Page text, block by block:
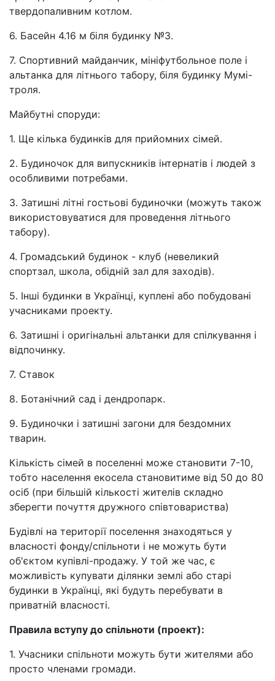
твердопаливним котлом.
6. Басейн 4.16 м біля будинку №3.
7. Спортивний майданчик, мініфутбольное поле і
альтанка для літнього табору, біля будинку Мумі-
троля.
Майбутні споруди:
1. Ще кілька будинків для прийомних сімей.
2. Будиночок для випускників інтернатів і людей з
особливими потребами.
3. Затишні літні гостьові будиночки (можуть також
використовуватися для проведення літнього
табору).
4. Громадський будинок - клуб (невеликий
спортзал, школа, обідній зал для заходів).
5. Інші будинки в Українці, куплені або побудовані
учасниками проекту.
6. Затишні і оригінальні альтанки для спілкування і
відпочинку.
7. Ставок
8. Ботанічний сад і дендропарк.
9. Будиночки і затишні загони для бездомних
тварин.
Кількість сімей в поселенні може становити 7-10,
тобто населення екосела становитиме від 50 до 80
осіб (при більшій кількості жителів складно
зберегти почуття дружного співтовариства)
Будівлі на території поселення знаходяться у
власності фонду/спільноти і не можуть бути
об'єктом купівлі-продажу. У той же час, є
можливість купувати ділянки землі або старі
будинки в Українці, які будуть перебувати в
приватній власності.
Правила вступу до спільноти (проект):
1. Учасники спільноти можуть бути жителями або
просто членами громади.